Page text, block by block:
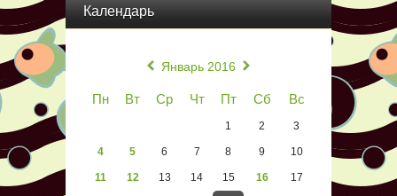
Календарь
Январь 2016
Пн Вт Ср Чт Пт Сб Вс
1 2 3
4 5 6 7 8 9 10
11 12 13 14 15 16 17